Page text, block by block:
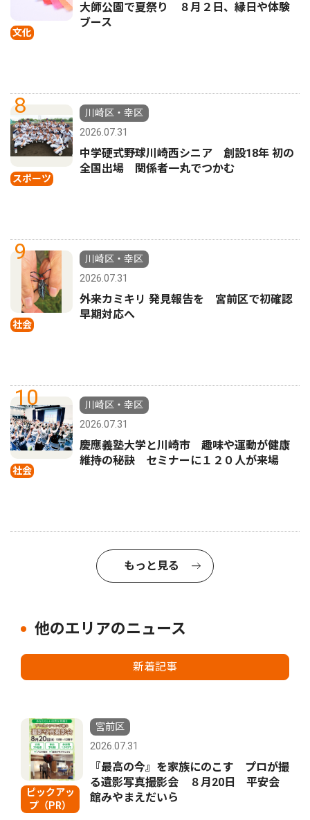
文化
大師公園で夏祭り ８月２日、縁日や体験
ブース
8
スポーツ
川崎区・幸区
2026.07.31
中学硬式野球川崎西シニア 創設18年 初の
全国出場 関係者一丸でつかむ
9
社会
川崎区・幸区
2026.07.31
外来カミキリ 発見報告を 宮前区で初確認
早期対応へ
10
社会
川崎区・幸区
2026.07.31
慶應義塾大学と川崎市 趣味や運動が健康
維持の秘訣 セミナーに１２０人が来場
もっと見る
他のエリアのニュース
新着記事
ピックアッ
プ（PR）
宮前区
2026.07.31
『最高の今』を家族にのこす プロが撮
る遺影写真撮影会 ８月20日 平安会
館みやまえだいら